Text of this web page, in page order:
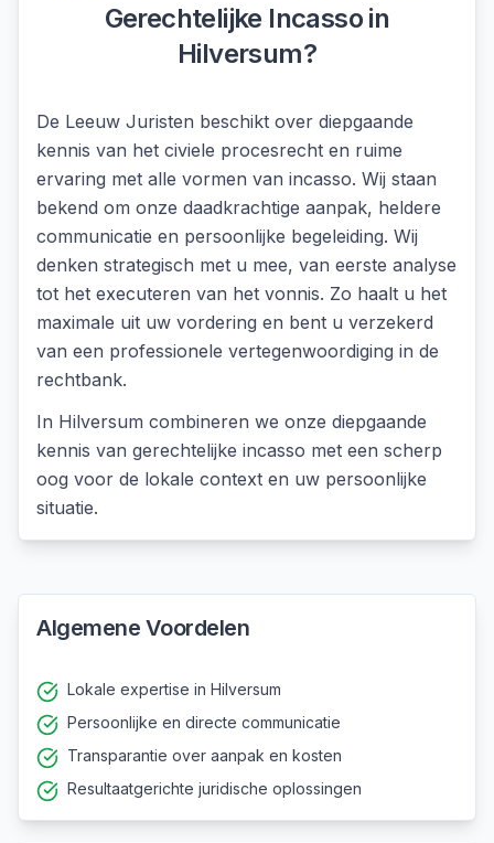
Gerechtelijke Incasso in
Hilversum?
De Leeuw Juristen beschikt over diepgaande
kennis van het civiele procesrecht en ruime
ervaring met alle vormen van incasso. Wij staan
bekend om onze daadkrachtige aanpak, heldere
communicatie en persoonlijke begeleiding. Wij
denken strategisch met u mee, van eerste analyse
tot het executeren van het vonnis. Zo haalt u het
maximale uit uw vordering en bent u verzekerd
van een professionele vertegenwoordiging in de
rechtbank.
In Hilversum combineren we onze diepgaande
kennis van gerechtelijke incasso met een scherp
oog voor de lokale context en uw persoonlijke
situatie.
Algemene Voordelen
Lokale expertise in Hilversum
Persoonlijke en directe communicatie
Transparantie over aanpak en kosten
Resultaatgerichte juridische oplossingen